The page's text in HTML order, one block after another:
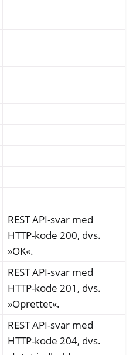
REST API-svar med
HTTP-kode 200, dvs.
»OK«.
REST API-svar med
HTTP-kode 201, dvs.
»Oprettet«.
REST API-svar med
HTTP-kode 204, dvs.